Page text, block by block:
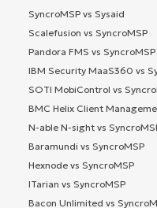
SyncroMSP vs Sysaid
Scalefusion vs SyncroMSP
Pandora FMS vs SyncroMSP
IBM Security MaaS360 vs
SOTI MobiControl vs
BMC Helix Client
N-able N-sight vs
Baramundi vs SyncroMSP
Hexnode vs SyncroMSP
ITarian vs SyncroMSP
Bacon Unlimited vs